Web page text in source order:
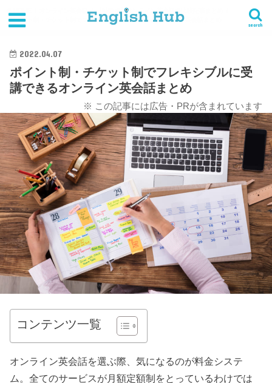
search
オンライン英会話
【特徴別】オンライン英会話の比較記事まとめ
ポイント制・チケット制でフレキシブルに受講できるオンライン英会話まとめ
2022.04.07
ポイント制・チケット制でフレキシブルに受
講できるオンライン英会話まとめ
※ この記事には広告・PRが含まれています
コンテンツ一覧
オンライン英会話を選ぶ際、気になるのが料金システ
ム。全てのサービスが月額定額制をとっているわけでは